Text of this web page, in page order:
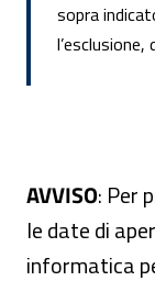
sopra
AVVISO: Per
le date di
informatica